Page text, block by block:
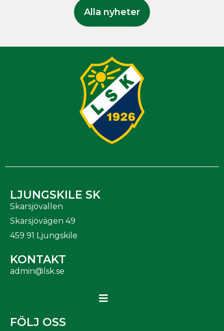
Alla nyheter
LJUNGSKILE SK
Skarsjövallen
Skarsjövägen 49
459 91 Ljungskile
KONTAKT
admin@lsk.se
FÖLJ OSS